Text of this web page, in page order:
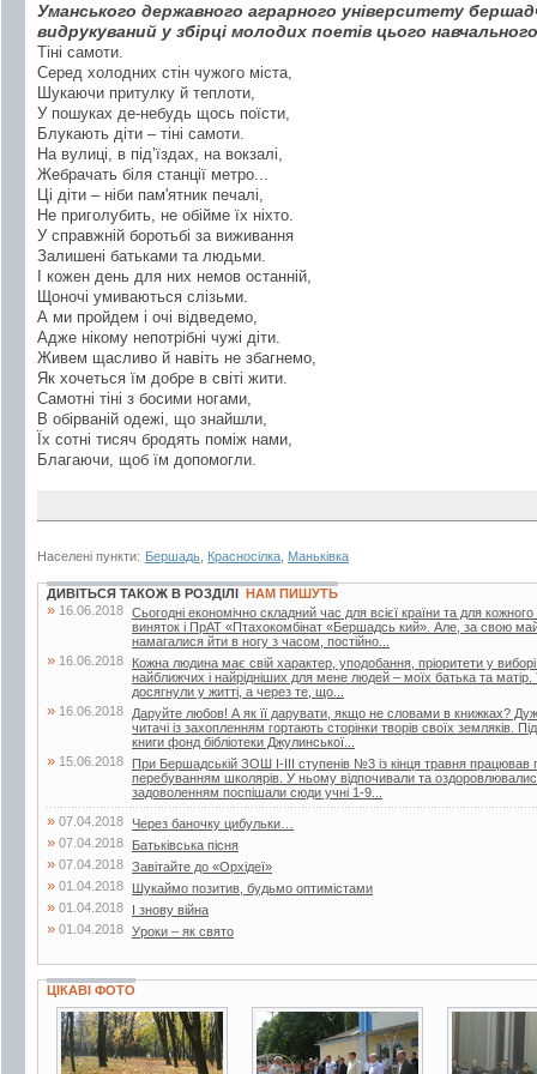
Уманського державного аграрного університету
видрукуваний у збірці молодих поетів цього
Тіні самоти.
Серед холодних стін чужого міста,
Шукаючи притулку й теплоти,
У пошуках де-небудь щось поїсти,
Блукають діти – тіні самоти.
На вулиці, в під’їздах, на вокзалі,
Жебрачать біля станції метро...
Ці діти – ніби пам'ятник печалі,
Не приголубить, не обійме їх ніхто.
У справжній боротьбі за виживання
Залишені батьками та людьми.
І кожен день для них немов останній,
Щоночі умиваються слізьми.
А ми пройдем і очі відведемо,
Адже нікому непотрібні чужі діти.
Живем щасливо й навіть не збагнемо,
Як хочеться їм добре в світі жити.
Самотні тіні з босими ногами,
В обірваній одежі, що знайшли,
Їх сотні тисяч бродять поміж нами,
Благаючи, щоб їм допомогли.
Населені пункти: Бершадь Красносілка Маньківка
ДИВІТЬСЯ ТАКОЖ В РОЗДІЛІ НАМ ПИШУТЬ
» 16.06.2018 Сьогодні економічно складний час для всієї країни та для
виняток і ПрАТ «Птахокомбінат «Бершадсь кий». Але, за свою
намагалися йти в ногу з часом, постійно...
» 16.06.2018
Кожна людина має свій характер, уподобання, пріоритети у
найближчих і найрідніших для мене людей – моїх батька та
досягнули у житті, а через те, що...
» 16.06.2018
Даруйте любов! А як її дарувати, якщо не словами в книжках?
читачі із захопленням гортають сторінки творів своїх земляків.
книги фонд бібліотеки Джулинської...
» 15.06.2018
При Бершадській ЗОШ І-ІІІ ступенів №3 із кінця травня
перебуванням школярів. У ньому відпочивали та
задоволенням поспішали сюди учні 1-9...
» 07.04.2018 Через баночку цибульки…
» 07.04.2018 Батьківська пісня
» 07.04.2018 Завітайте до «Орхідеї»
» 01.04.2018 Шукаймо позитив, будьмо оптимістами
» 01.04.2018 І знову війна
» 01.04.2018 Уроки – як свято
ЦІКАВІ ФОТО
9 фото 3 фото